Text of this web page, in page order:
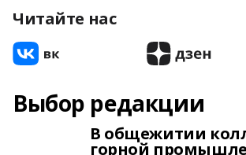
Читайте нас
Выбор редакции
В общежитии
горной